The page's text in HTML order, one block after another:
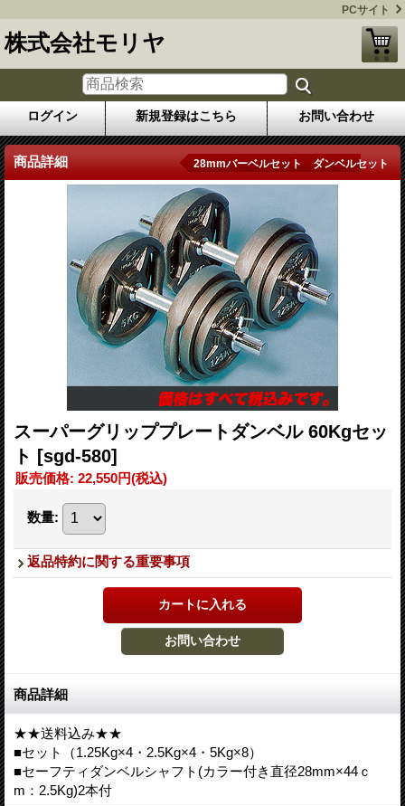
PCサイト
株式会社モリヤ
ログイン 新規登録はこちら お問い合わせ
商品詳細 28mmバーベルセット ダンベルセット
スーパーグリッププレートダンベル 60Kgセッ
ト [sgd-580]
販売価格: 22,550円(税込)
数量:
返品特約に関する重要事項
商品詳細
★★送料込み★★
■セット（1.25Kg×4・2.5Kg×4・5Kg×8）
■セーフティダンベルシャフト(カラー付き直径28mm×44ｃ
m：2.5Kg)2本付